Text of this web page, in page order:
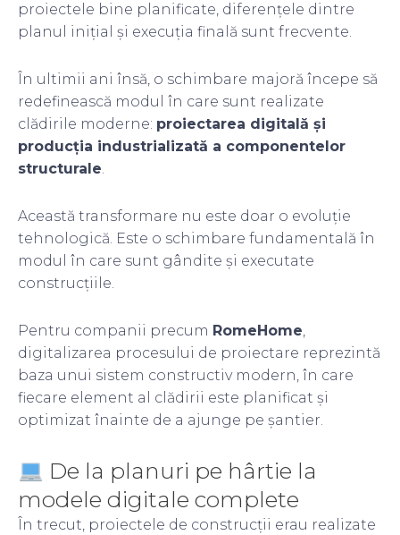
proiectele bine planificate, diferențele dintre
planul inițial și execuția finală sunt frecvente.
În ultimii ani însă, o schimbare majoră începe să
redefinească modul în care sunt realizate
clădirile moderne: proiectarea digitală și
producția industrializată a componentelor
structurale.
Această transformare nu este doar o evoluție
tehnologică. Este o schimbare fundamentală în
modul în care sunt gândite și executate
construcțiile.
Pentru companii precum RomeHome,
digitalizarea procesului de proiectare reprezintă
baza unui sistem constructiv modern, în care
fiecare element al clădirii este planificat și
optimizat înainte de a ajunge pe șantier.
De la planuri pe hârtie la
modele digitale complete
În trecut, proiectele de construcții erau realizate